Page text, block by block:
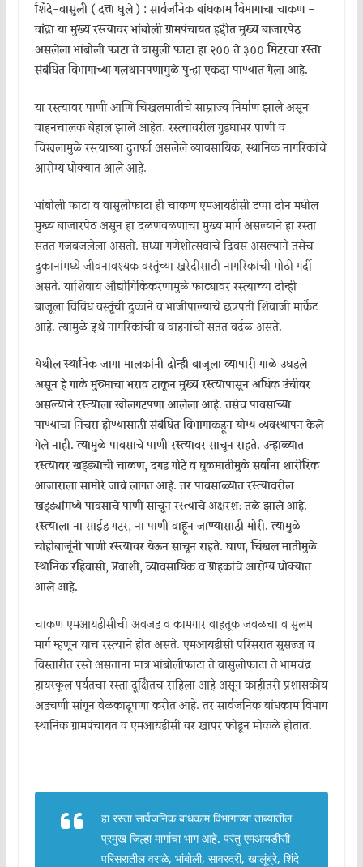
शिंदे-वासुली ( दत्ता घुले ) : सार्वजनिक बांधकाम विभागाचा चाकण –
वांद्रा या मुख्य रस्त्यावर भांबोली ग्रामपंचायत हद्दीत मुख्य बाजारपेठ
असलेला भांबोली फाटा ते वासुली फाटा हा २०० ते ३०० मिटरचा रस्ता
संबंधित विभागाच्या गलथानपणामुळे पुन्हा एकदा पाण्यात गेला आहे.
या रस्त्यावर पाणी आणि चिखलमातीचे साम्राज्य निर्माण झाले असून
वाहनचालक बेहाल झाले आहेत. रस्त्यावरील गुडघाभर पाणी व
चिखलामुळे रस्त्याच्या दुतर्फा असलेले व्यावसायिक, स्थानिक नागरिकांचे
आरोग्य धोक्यात आले आहे.
भांबोली फाटा व वासुलीफाटा ही चाकण एमआयडीसी टप्पा दोन मधील
मुख्य बाजारपेठ असून हा दळणवळणाचा मुख्य मार्ग असल्याने हा रस्ता
सतत गजबजलेला असतो. सध्या गणेशोत्सवाचे दिवस असल्याने तसेच
दुकानांमध्ये जीवनावश्यक वस्तूंच्या खरेदीसाठी नागरिकांची मोठी गर्दी
असते. याशिवाय औद्योगिकिकरणामुळे फाट्यावर रस्त्याच्या दोन्ही
बाजूला विविध वस्तूंची दुकाने व भाजीपाल्याचे छत्रपती शिवाजी मार्केट
आहे. त्यामुळे इथे नागरिकांची व वाहनांची सतत वर्दळ असते.
येथील स्थानिक जागा मालकांनी दोन्ही बाजूला व्यापारी गाळे उघडले
असून हे गाळे मुरुमाचा भराव टाकून मुख्य रस्त्यापासून अधिक उंचीवर
असल्याने रस्त्याला खोलगटपणा आलेला आहे. तसेच पावसाच्या
पाण्याचा निचरा होण्यासाठी संबंधित विभागाकडून योग्य व्यवस्थापन केले
गेले नाही. त्यामुळे पावसाचे पाणी रस्त्यावर साचून राहते. उन्हाळ्यात
रस्त्यावर खड्ड्याची चाळण, दगड गोटे व धूळमातीमुळे सर्वांना शारीरिक
आजाराला सामोरे जावे लागत आहे. तर पावसाळ्यात रस्त्यावरील
खड्ड्यांमध्ये पावसाचे पाणी साचून रस्त्याचे अक्षरशः तळे झाले आहे.
रस्त्याला ना साईड गटर, ना पाणी वाहून जाण्यासाठी मोरी. त्यामुळे
चोहोबाजूंनी पाणी रस्त्यावर येऊन साचून राहते. घाण, चिखल मातीमुळे
स्थानिक रहिवासी, प्रवाशी, व्यावसायिक व ग्राहकांचे आरोग्य धोक्यात
आले आहे.
चाकण एमआयडीसीची अवजड व कामगार वाहतूक जवळचा व सुलभ
मार्ग म्हणून याच रस्त्याने होत असते. एमआयडीसी परिसरात सुसज्ज व
विस्तारीत रस्ते असताना मात्र भांबोलीफाटा ते वासुलीफाटा ते भामचंद्र
हायस्कूल पर्यंतचा रस्ता दूर्क्षितच राहिला आहे असून काहीतरी प्रशासकीय
अडचणी सांगून वेळकाढूपणा करीत आहे. तर सार्वजनिक बांधकाम विभाग
स्थानिक ग्रामपंचायत व एमआयडीसी वर खापर फोडून मोकळे होतात.
हा रस्ता सार्वजनिक बांधकाम विभागाच्या ताब्यातील
प्रमुख जिल्हा मार्गाचा भाग आहे. परंतु एमआयडीसी
परिसरातील वराळे, भांबोली, सावरदरी, खालूंब्रे, शिंदे